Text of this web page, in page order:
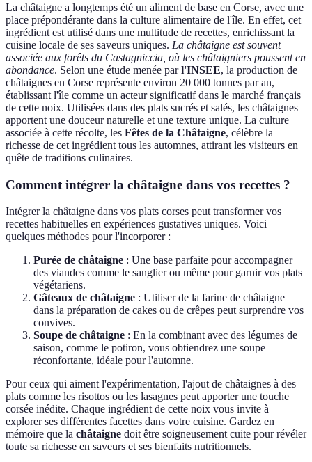
La châtaigne a longtemps été un aliment de base en Corse, avec une
place prépondérante dans la culture alimentaire de l'île. En effet, cet
ingrédient est utilisé dans une multitude de recettes, enrichissant la
cuisine locale de ses saveurs uniques. La châtaigne est souvent
associée aux forêts du Castagniccia, où les châtaigniers poussent en
abondance. Selon une étude menée parl'INSEE, la production de
châtaignes en Corse représente environ 20 000 tonnes par an,
établissant l'île comme un acteur significatif dans le marché français
de cette noix. Utilisées dans des plats sucrés et salés, les châtaignes
apportent une douceur naturelle et une texture unique. La culture
associée à cette récolte, les Fêtes de la Châtaigne, célèbre la
richesse de cet ingrédient tous les automnes, attirant les visiteurs en
quête de traditions culinaires.
Comment intégrer la châtaigne dans vos recettes ?
Intégrer la châtaigne dans vos plats corses peut transformer vos
recettes habituelles en expériences gustatives uniques. Voici
quelques méthodes pour l'incorporer :
Purée de châtaigne : Une base parfaite pour accompagner
des viandes comme le sanglier ou même pour garnir vos plats
végétariens.
Gâteaux de châtaigne : Utiliser de la farine de châtaigne
dans la préparation de cakes ou de crêpes peut surprendre vos
convives.
Soupe de châtaigne : En la combinant avec des légumes de
saison, comme le potiron, vous obtiendrez une soupe
réconfortante, idéale pour l'automne.
Pour ceux qui aiment l'expérimentation, l'ajout de châtaignes à des
plats comme les risottos ou les lasagnes peut apporter une touche
corsée inédite. Chaque ingrédient de cette noix vous invite à
explorer ses différentes facettes dans votre cuisine. Gardez en
mémoire que la châtaigne doit être soigneusement cuite pour révéler
toute sa richesse en saveurs et ses bienfaits nutritionnels.